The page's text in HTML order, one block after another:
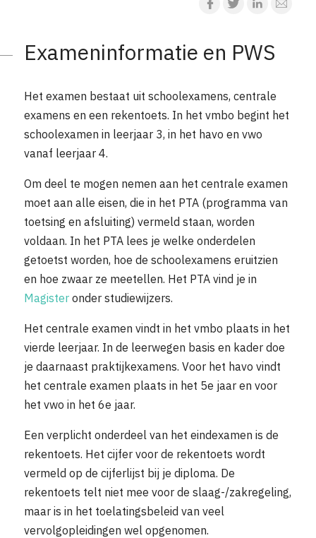
Exameninformatie en PWS
Het examen bestaat uit schoolexamens, centrale
examens en een rekentoets. In het vmbo begint het
schoolexamen in leerjaar 3, in het havo en vwo
vanaf leerjaar 4.
Om deel te mogen nemen aan het centrale examen
moet aan alle eisen, die in het PTA (programma van
toetsing en afsluiting) vermeld staan, worden
voldaan. In het PTA lees je welke onderdelen
getoetst worden, hoe de schoolexamens eruitzien
en hoe zwaar ze meetellen. Het PTA vind je in
Magisteronder studiewijzers.
Het centrale examen vindt in het vmbo plaats in het
vierde leerjaar. In de leerwegen basis en kader doe
je daarnaast praktijkexamens. Voor het havo vindt
het centrale examen plaats in het 5e jaar en voor
het vwo in het 6e jaar.
Een verplicht onderdeel van het eindexamen is de
rekentoets. Het cijfer voor de rekentoets wordt
vermeld op de cijferlijst bij je diploma. De
rekentoets telt niet mee voor de slaag-/zakregeling,
maar is in het toelatingsbeleid van veel
vervolgopleidingen wel opgenomen.